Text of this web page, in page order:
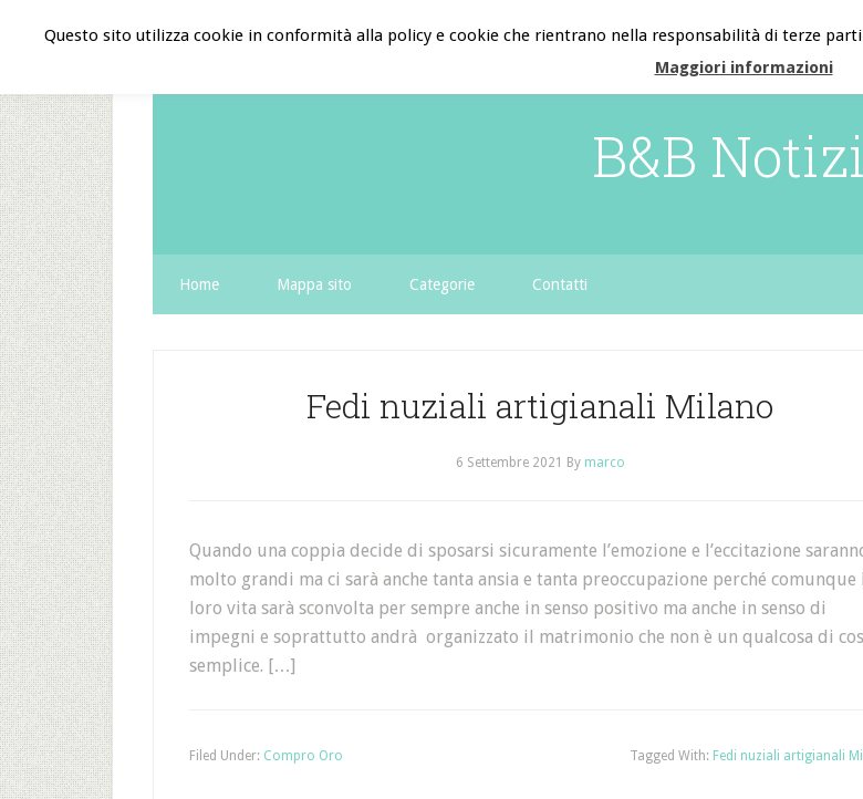
B&B
Home Mappa sito Categorie Contatti
Fedi nuziali artigianali Milano
6 Settembre 2021 By marco
Quando una coppia decide di sposarsi sicuramente l’emozione e l’eccitazione
molto grandi ma ci sarà anche tanta ansia e tanta preoccupazione perché comunque
loro vita sarà sconvolta per sempre anche in senso positivo ma anche in senso di
impegni e soprattutto andrà organizzato il matrimonio che non è un qualcosa di
semplice. […]
Filed Under: Compro Oro Tagged With: Fedi nuziali artigianali
Questo sito utilizza cookie in conformità alla policy e cookie che rientrano nella responsabilità di terze
Maggiori informazioni